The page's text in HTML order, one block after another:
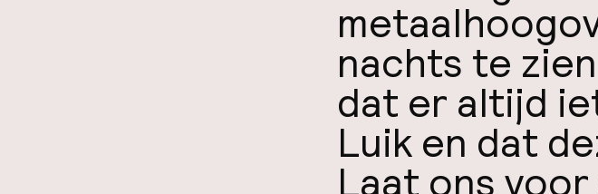
nachts te
dat er altijd
Luik en dat
Laat ons